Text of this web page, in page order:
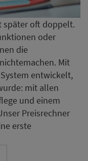
später oft doppelt.
oder
die
Mit
entwickelt,
mit allen
und einem
Preisrechner
erste